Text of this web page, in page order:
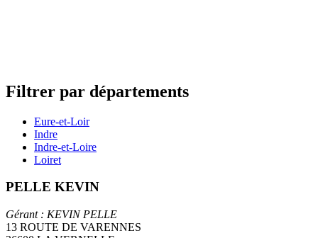
Filtrer par départements
Eure-et-Loir
Indre
Indre-et-Loire
Loiret
PELLE KEVIN
Gérant : KEVIN PELLE
13 ROUTE DE VARENNES